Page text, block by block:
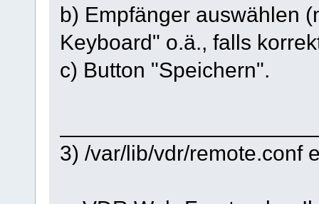
b) Empfänger auswählen
Keyboard" o.ä., falls
c) Button "Speichern".
3) /var/lib/vdr/remote.conf